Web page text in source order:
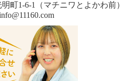
町1-6-1（マチニワとよかわ前）